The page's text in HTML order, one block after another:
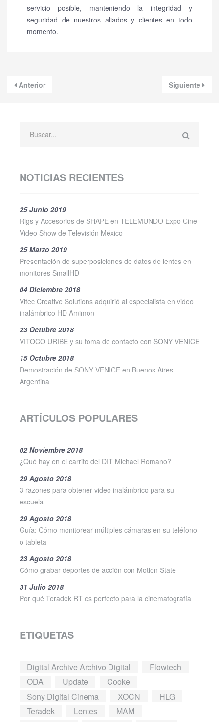
servicio posible, manteniendo la integridad y
seguridad de nuestros aliados y clientes en todo
momento.
Anterior Siguiente
NOTICIAS RECIENTES
25 Junio 2019
Rigs y Accesorios de SHAPE en TELEMUNDO Expo Cine
Video Show de Televisión México
25 Marzo 2019
Presentación de superposiciones de datos de lentes en
monitores SmallHD
04 Diciembre 2018
Vitec Creative Solutions adquirió al especialista en video
inalámbrico HD Amimon
23 Octubre 2018
VITOCO URIBE y su toma de contacto con SONY VENICE
15 Octubre 2018
Demostración de SONY VENICE en Buenos Aires -
Argentina
ARTÍCULOS POPULARES
02 Noviembre 2018
¿Qué hay en el carrito del DIT Michael Romano?
29 Agosto 2018
3 razones para obtener video inalámbrico para su
escuela
29 Agosto 2018
Guía: Cómo monitorear múltiples cámaras en su teléfono
o tableta
23 Agosto 2018
Cómo grabar deportes de acción con Motion State
31 Julio 2018
Por qué Teradek RT es perfecto para la cinematografía
ETIQUETAS
Digital Archive Archivo Digital
Flowtech
ODA
Update
Cooke
Sony Digital Cinema
XOCN
HLG
Teradek
Lentes
MAM